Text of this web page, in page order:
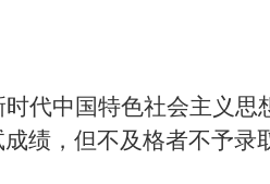
代中国特色社会主义思
成绩，但不及格者不予录